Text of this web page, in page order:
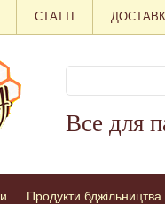
СТАТТІ
Все для
Продукти бджільництва